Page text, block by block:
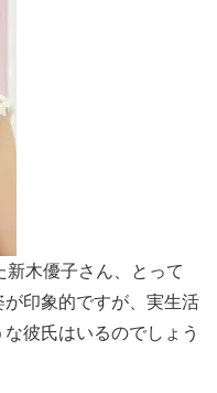
新木優子さん、とって
印象的ですが、実生活
彼氏はいるのでしょう